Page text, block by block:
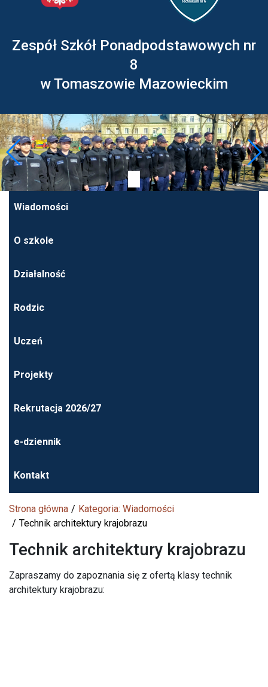
Zespół Szkół Ponadpodstawowych nr
8
w Tomaszowie Mazowieckim
Wiadomości
O szkole
Działalność
Rodzic
Uczeń
Projekty
Rekrutacja 2026/27
e-dziennik
Kontakt
Strona główna
Kategoria: Wiadomości
Technik architektury krajobrazu
Technik architektury krajobrazu
Zapraszamy do zapoznania się z ofertą klasy technik
architektury krajobrazu: